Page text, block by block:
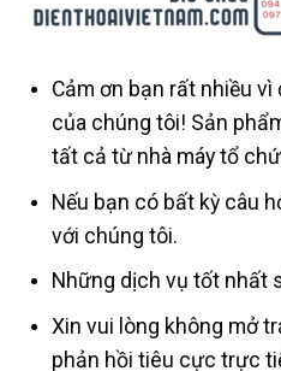
Cảm ơn bạn rất nhiều
của chúng tôi! Sản
tất cả từ nhà máy tổ
Nếu bạn có bất kỳ câu
với chúng tôi.
Những dịch vụ tốt nhất
Xin vui lòng không mở
phản hồi tiêu cực trực